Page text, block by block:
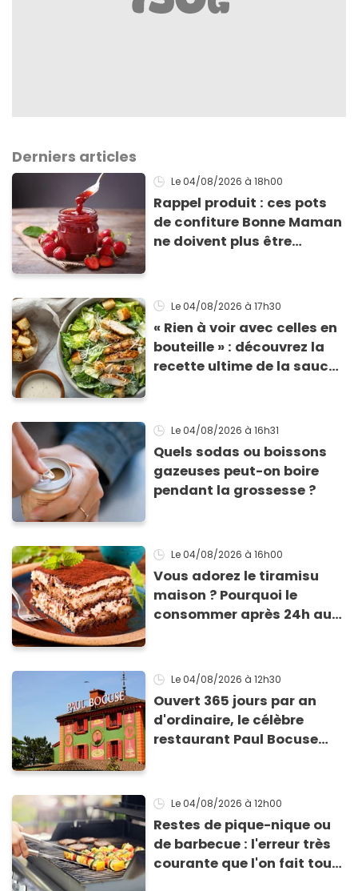
Derniers articles
Le 04/08/2026 à 18h00
Rappel produit : ces pots
de confiture Bonne Maman
ne doivent plus être
morceaux de verre
Le 04/08/2026 à 17h30
« Rien à voir avec celles en
bouteille » : découvrez la
recette ultime de la sauce
Le 04/08/2026 à 16h31
Quels sodas ou boissons
gazeuses peut-on boire
pendant la grossesse ?
Le 04/08/2026 à 16h00
Vous adorez le tiramisu
maison ? Pourquoi le
consommer après 24h au
Le 04/08/2026 à 12h30
Ouvert 365 jours par an
d'ordinaire, le célèbre
restaurant Paul Bocuse
Le 04/08/2026 à 12h00
Restes de pique-nique ou
de barbecue : l'erreur très
courante que l'on fait tous